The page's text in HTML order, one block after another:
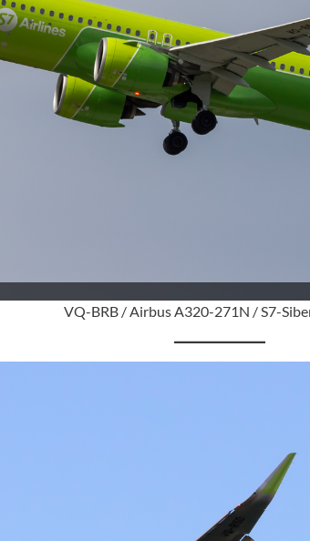
VQ-BRB / Airbus A320-271N / S7-